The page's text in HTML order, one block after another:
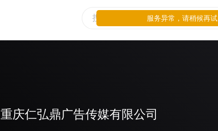
重庆仁弘鼎广告传媒有限公司
服务异常，请稍候再试